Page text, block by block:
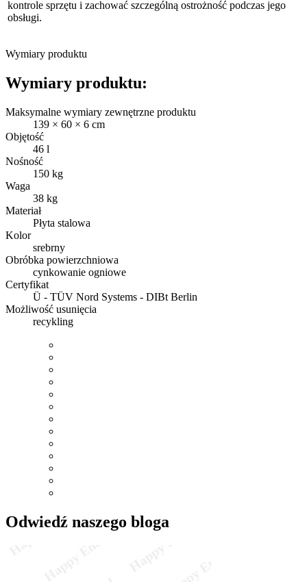
kontrole sprzętu i zachować szczególną ostrożność podczas jego
obsługi.
Wymiary produktu
Wymiary produktu:
Maksymalne wymiary zewnętrzne produktu
139 × 60 × 6 cm
Objętość
46 l
Nośność
150 kg
Waga
38 kg
Materiał
Płyta stalowa
Kolor
srebrny
Obróbka powierzchniowa
cynkowanie ogniowe
Certyfikat
Ü - TÜV Nord Systems - DIBt Berlin
Możliwość usunięcia
recykling
Odwiedź naszego bloga